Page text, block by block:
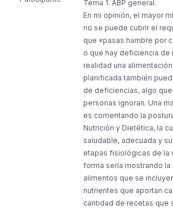
Tema 1: ABP general.
En mi opinión, el mayor
no se puede cubrir el
que «pasas hambre por
o que hay deficiencia de
realidad una
planificada también
de deficiencias, algo
personas ignoran. Una
es comentando la
Nutrición y Dietética, la
saludable, adecuada y
etapas fisiológicas de la
forma sería mostrando la
alimentos que se
nutrientes que aportan
cantidad de recetas que